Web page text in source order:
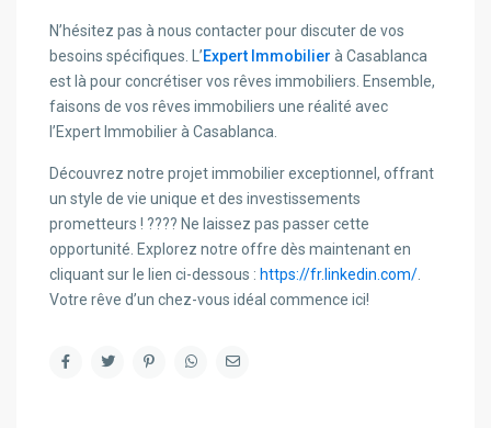
N’hésitez pas à nous contacter pour discuter de vos
besoins spécifiques. L’Expert Immobilier à Casablanca
est là pour concrétiser vos rêves immobiliers. Ensemble,
faisons de vos rêves immobiliers une réalité avec
l’Expert Immobilier à Casablanca.
Découvrez notre projet immobilier exceptionnel, offrant
un style de vie unique et des investissements
prometteurs ! ???? Ne laissez pas passer cette
opportunité. Explorez notre offre dès maintenant en
cliquant sur le lien ci-dessous : https://fr.linkedin.com/.
Votre rêve d’un chez-vous idéal commence ici!